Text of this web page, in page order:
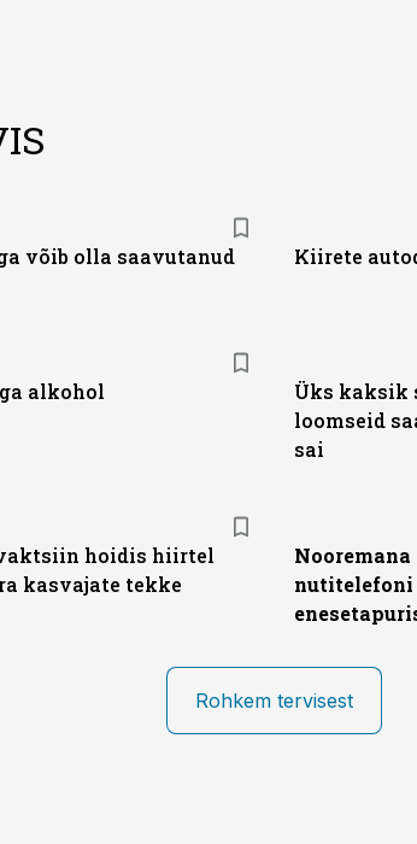
võib olla saavutanud
Kiirete
alkohol
Üks kaksik
loomseid
sai
hoidis hiirtel
kasvajate tekke
nutitelefoni
Rohkem tervisest